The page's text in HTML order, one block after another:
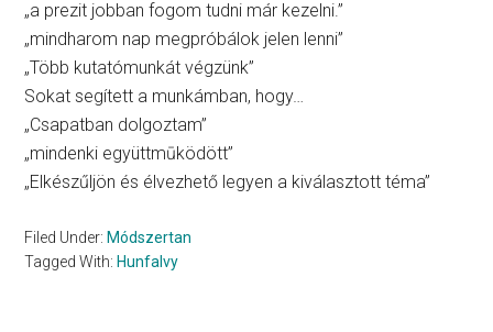
„a prezit jobban fogom tudni már kezelni.”
„mindharom nap megpróbálok jelen lenni”
„Több kutatómunkát végzünk”
Sokat segített a munkámban, hogy…
„Csapatban dolgoztam”
„mindenki együttmūködött”
„Elkészűljön és élvezhető legyen a kiválasztott téma”
Filed Under: Módszertan
Tagged With: Hunfalvy